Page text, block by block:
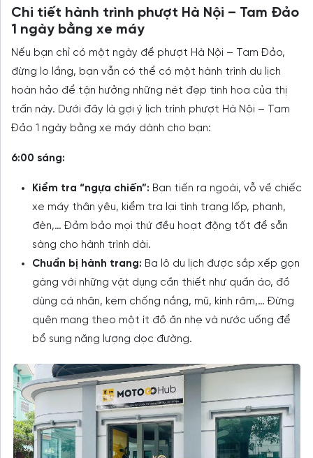
Chi tiết hành trình phượt Hà Nội – Tam Đảo
1 ngày bằng xe máy
Nếu bạn chỉ có một ngày để phượt Hà Nội – Tam Đảo,
đừng lo lắng, bạn vẫn có thể có một hành trình du lịch
hoàn hảo để tận hưởng những nét đẹp tinh hoa của thị
trấn này. Dưới đây là gợi ý lịch trình phượt Hà Nội – Tam
Đảo 1 ngày bằng xe máy dành cho bạn:
6:00 sáng:
Kiểm tra “ngựa chiến”: Bạn tiến ra ngoài, vỗ về chiếc
xe máy thân yêu, kiểm tra lại tình trạng lốp, phanh,
đèn,… Đảm bảo mọi thứ đều hoạt động tốt để sẵn
sàng cho hành trình dài.
Chuẩn bị hành trang: Ba lô du lịch được sắp xếp gọn
gàng với những vật dụng cần thiết như quần áo, đồ
dùng cá nhân, kem chống nắng, mũ, kính râm,… Đừng
quên mang theo một ít đồ ăn nhẹ và nước uống để
bổ sung năng lượng dọc đường.